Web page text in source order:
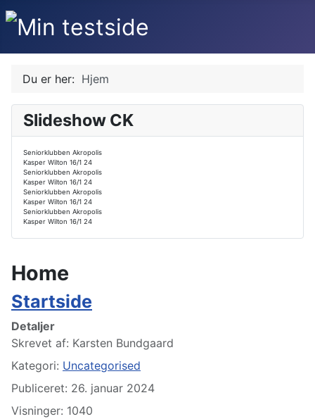
Du er her: Hjem
Slideshow CK
Seniorklubben Akropolis
Kasper Wilton 16/1 24
Seniorklubben Akropolis
Kasper Wilton 16/1 24
Seniorklubben Akropolis
Kasper Wilton 16/1 24
Seniorklubben Akropolis
Kasper Wilton 16/1 24
Home
Startside
Detaljer
Skrevet af: Karsten Bundgaard
Kategori: Uncategorised
Publiceret: 26. januar 2024
Visninger: 1040